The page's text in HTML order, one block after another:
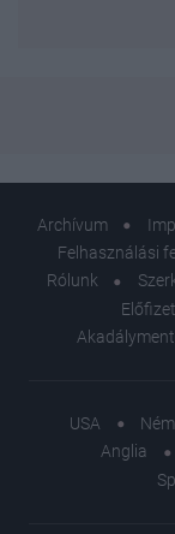
Archívum
Felhasználási
Rólunk
USA
Anglia